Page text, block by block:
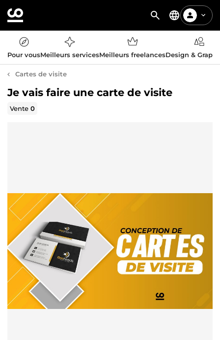
Pour vousMeilleurs servicesMeilleurs freelancesDesign &
Cartes de visite
Je vais faire une carte de visite
Vente0